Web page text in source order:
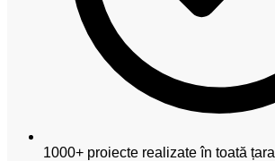
1000+ proiecte realizate în toată țara